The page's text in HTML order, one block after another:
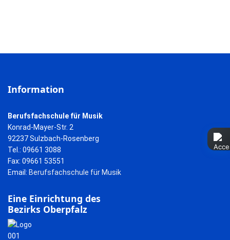
Information
Berufsfachschule für Musik
Konrad-Mayer-Str. 2
92237 Sulzbach-Rosenberg
Tel.: 09661 3088
Fax: 09661 53551
Email: Berufsfachschule für Musik
Eine Einrichtung des
Bezirks Oberpfalz